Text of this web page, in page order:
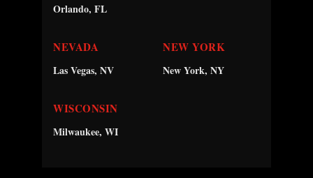
Orlando, FL
NEVADA
Las Vegas, NV
NEW YORK
New York, NY
WISCONSIN
Milwaukee, WI